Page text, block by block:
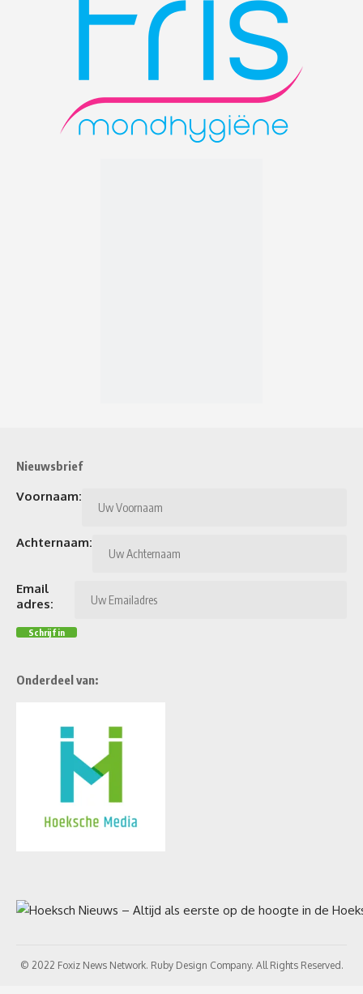
Nieuwsbrief
Voornaam:
Achternaam:
Email
adres:
Onderdeel van:
© 2022 Foxiz News Network. Ruby Design Company. All Rights Reserved.